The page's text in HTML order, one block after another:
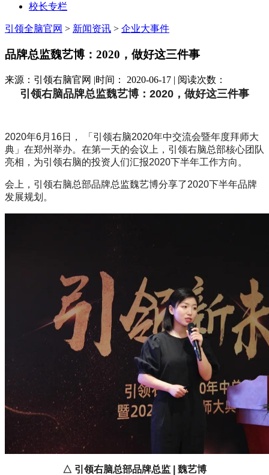
校长专栏
引领全脑官网 > 新闻资讯 > 企业大事件
品牌总监魏艺博：2020，做好这三件事
来源：引领右脑官网 |时间： 2020-06-17 | 阅读次数：
引领右脑品牌总监魏艺博：2020，做好这三件事
2020年6月16日， 「引领右脑2020年中交流会暨年度拜师大
典」在郑州举办。在第一天的会议上，引领右脑总部核心团队
亮相，为引领右脑的投资人们汇报2020下半年工作方向。
会上，引领右脑总部品牌总监魏艺博分享了2020下半年品牌
发展规划。
△ 引领右脑总部品牌总监 | 魏艺博